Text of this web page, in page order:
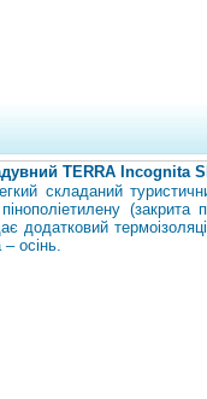
TERRA Incognita
складаний
додатковий
осінь.